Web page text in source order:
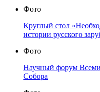
Фото
Круглый стол
истории русского
Фото
Научный форум
Собора